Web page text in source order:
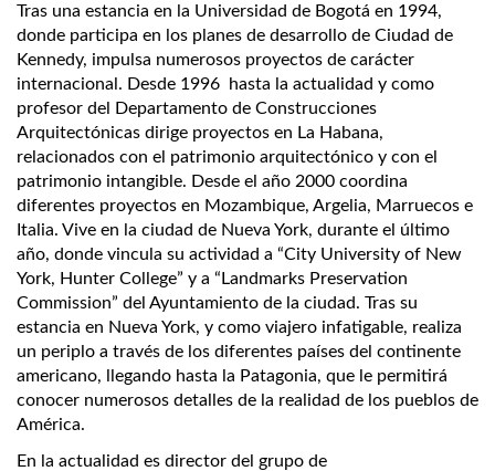
Tras una estancia en la Universidad de Bogotá en 1994,
donde participa en los planes de desarrollo de Ciudad de
Kennedy, impulsa numerosos proyectos de carácter
internacional. Desde 1996 hasta la actualidad y como
profesor del Departamento de Construcciones
Arquitectónicas dirige proyectos en La Habana,
relacionados con el patrimonio arquitectónico y con el
patrimonio intangible. Desde el año 2000 coordina
diferentes proyectos en Mozambique, Argelia, Marruecos e
Italia. Vive en la ciudad de Nueva York, durante el último
año, donde vincula su actividad a “City University of New
York, Hunter College” y a “Landmarks Preservation
Commission” del Ayuntamiento de la ciudad. Tras su
estancia en Nueva York, y como viajero infatigable, realiza
un periplo a través de los diferentes países del continente
americano, llegando hasta la Patagonia, que le permitirá
conocer numerosos detalles de la realidad de los pueblos de
América.
En la actualidad es director del grupo de